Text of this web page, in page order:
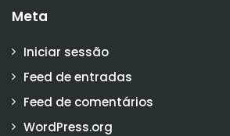
Meta
Iniciar sessão
Feed de entradas
Feed de comentários
WordPress.org